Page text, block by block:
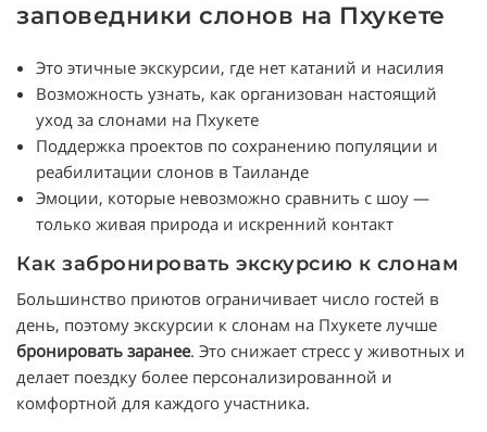
заповедники слонов на Пхукете
Это этичные экскурсии, где нет катаний и насилия
Возможность узнать, как организован настоящий
уход за слонами на Пхукете
Поддержка проектов по сохранению популяции и
реабилитации слонов в Таиланде
Эмоции, которые невозможно сравнить с шоу —
только живая природа и искренний контакт
Как забронировать экскурсию к слонам
Большинство приютов ограничивает число гостей в
день, поэтому экскурсии к слонам на Пхукете лучше
бронировать заранее. Это снижает стресс у животных и
делает поездку более персонализированной и
комфортной для каждого участника.